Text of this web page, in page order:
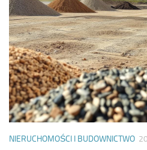
NIERUCHOMOŚCI I BUDOWNICTWO